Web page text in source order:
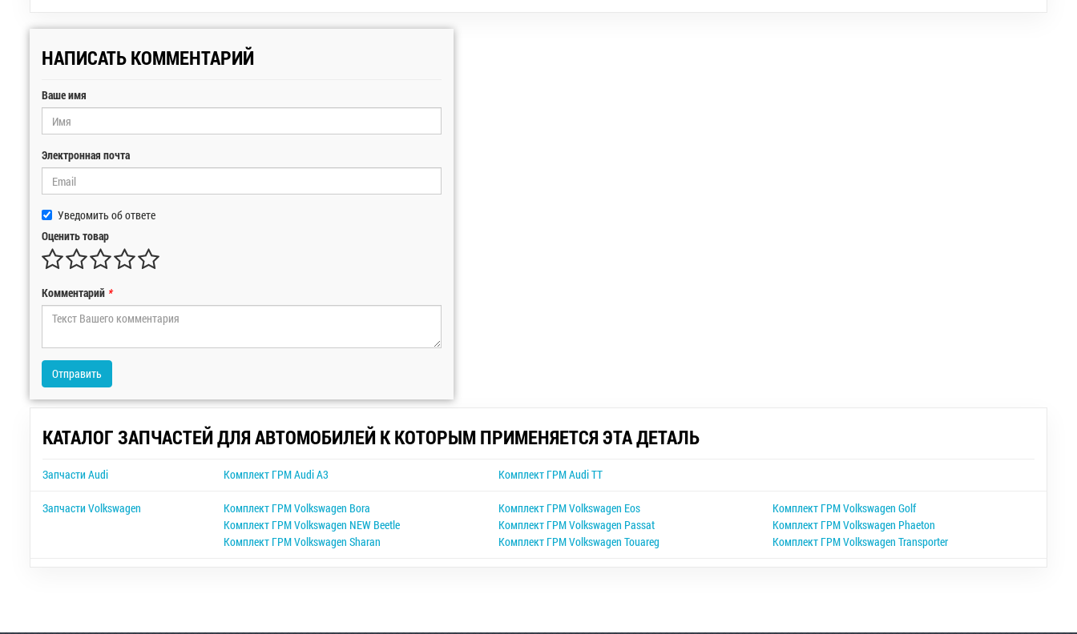
НАПИСАТЬ КОММЕНТАРИЙ
Ваше имя
Электронная почта
Уведомить об ответе
Оценить товар
Комментарий *
Отправить
КАТАЛОГ ЗАПЧАСТЕЙ ДЛЯ АВТОМОБИЛЕЙ К КОТОРЫМ ПРИМЕНЯЕТСЯ ЭТА ДЕТАЛЬ
Запчасти Audi Комплект ГРМ Audi A3 Комплект ГРМ Audi TT
Запчасти Volkswagen Комплект ГРМ Volkswagen Bora Комплект ГРМ Volkswagen Eos
Комплект ГРМ Volkswagen Golf
Комплект ГРМ Volkswagen NEW Beetle
Комплект ГРМ Volkswagen Passat
Комплект ГРМ Volkswagen Phaeton
Комплект ГРМ Volkswagen Sharan
Комплект ГРМ Volkswagen Touareg Комплект ГРМ Volkswagen Transporter